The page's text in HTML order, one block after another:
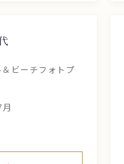
ビーチフォトプ